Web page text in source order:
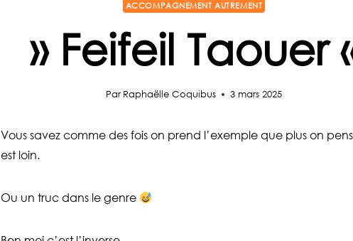
ACCOMPAGNEMENT AUTREMENT
» Feifeil Taouer
Par Raphaëlle Coquibus 3 mars 2025
Vous savez comme des fois on prend l’exemple que plus on
est loin.
Ou un truc dans le genre